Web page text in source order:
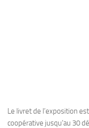
Le livret de l’exposition
coopérative jusqu’au 30